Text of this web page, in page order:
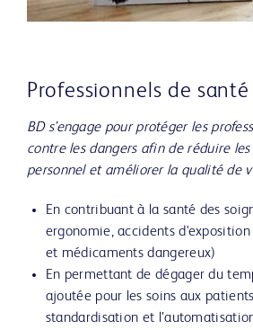
Professionnels de santé
BD s'engage pour protéger les
contre les dangers afin de réduire
personnel et améliorer la qualité de
En contribuant à la santé des
ergonomie, accidents
et médicaments dangereux)
En permettant de dégager du
ajoutée pour les soins aux
standardisation et